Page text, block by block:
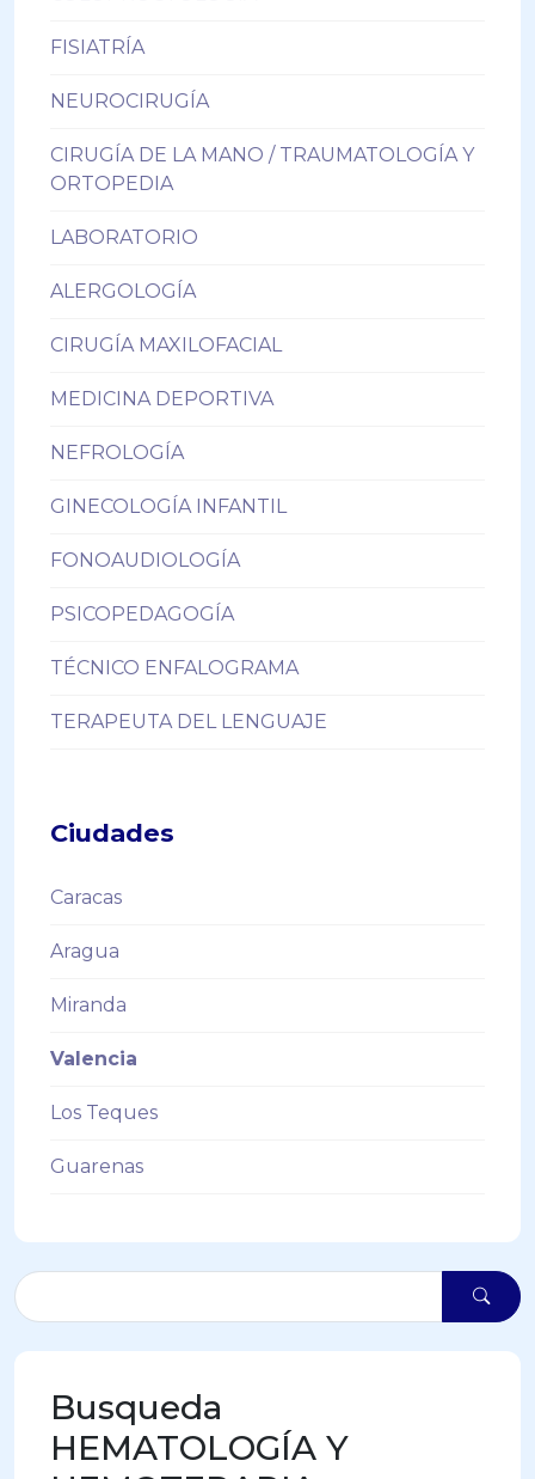
FISIATRÍA
NEUROCIRUGÍA
CIRUGÍA DE LA MANO / TRAUMATOLOGÍA Y
ORTOPEDIA
LABORATORIO
ALERGOLOGÍA
CIRUGÍA MAXILOFACIAL
MEDICINA DEPORTIVA
NEFROLOGÍA
GINECOLOGÍA INFANTIL
FONOAUDIOLOGÍA
PSICOPEDAGOGÍA
TÉCNICO ENFALOGRAMA
TERAPEUTA DEL LENGUAJE
Ciudades
Caracas
Aragua
Miranda
Valencia
Los Teques
Guarenas
Busqueda
HEMATOLOGÍA Y